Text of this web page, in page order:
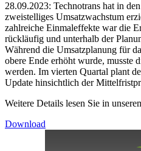
28.09.2023: Technotrans hat in
zweistelliges Umsatzwachstum
zahlreiche Einmaleffekte war die
rückläufig und unterhalb der
Während die Umsatzplanung für
obere Ende erhöht wurde, musste
werden. Im vierten Quartal plant
Update hinsichtlich der
Weitere Details lesen Sie in
Download